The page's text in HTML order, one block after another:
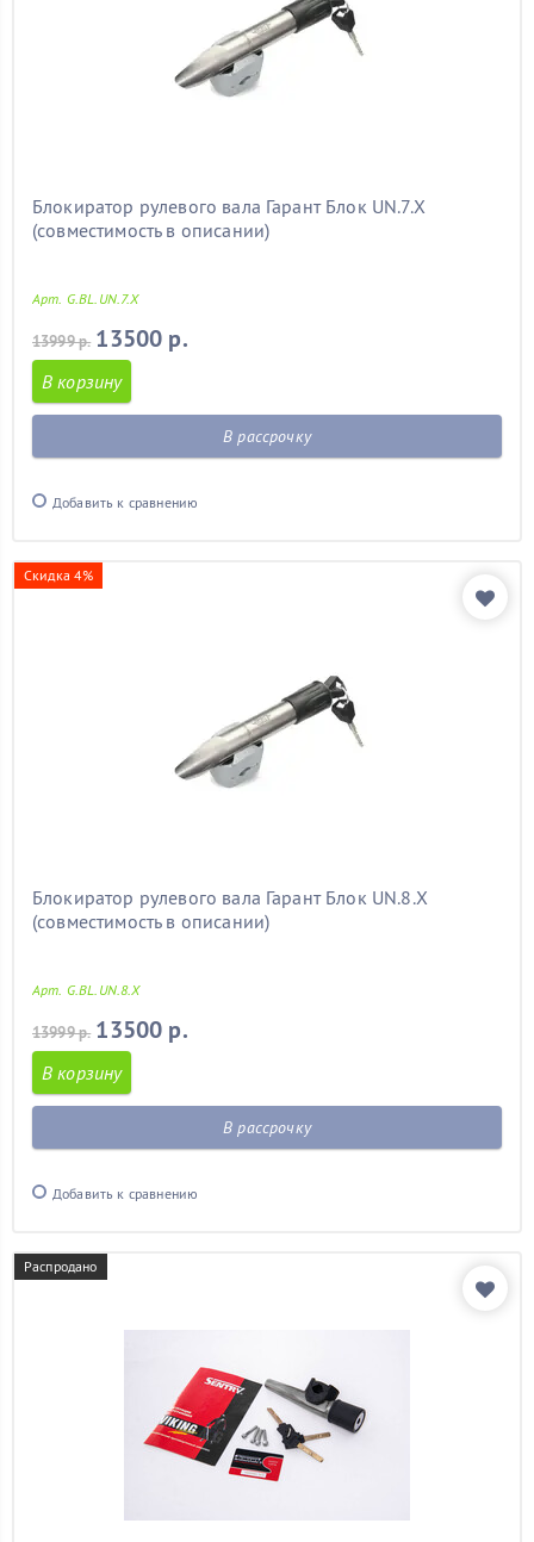
Блокиратор рулевого вала Гарант Блок UN.7.X
(совместимость в описании)
Арт. G.BL.UN.7.X
13999 р. 13500 р.
В корзину
В рассрочку
Добавить к сравнению
Скидка 4%
Блокиратор рулевого вала Гарант Блок UN.8.X
(совместимость в описании)
Арт. G.BL.UN.8.X
13999 р. 13500 р.
В корзину
В рассрочку
Добавить к сравнению
Распродано